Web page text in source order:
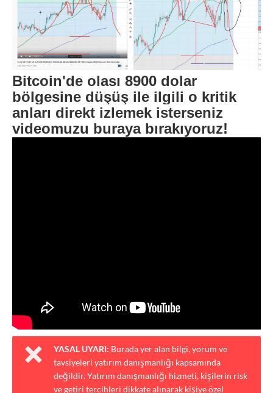
Bitcoin'de olası 8900 dolar
bölgesine düşüş ile ilgili o kritik
anları direkt izlemek isterseniz
videomuzu buraya bırakıyoruz!
YASAL UYARI: Burada yer alan bilgi, yorum ve
tavsiyeleri yatırım danışmanlığı kapsamında
değildir. Yatırım danışmanlığı hizmeti, kişilerin risk
ve getiri tercihleri dikkate alınarak kişiye özel